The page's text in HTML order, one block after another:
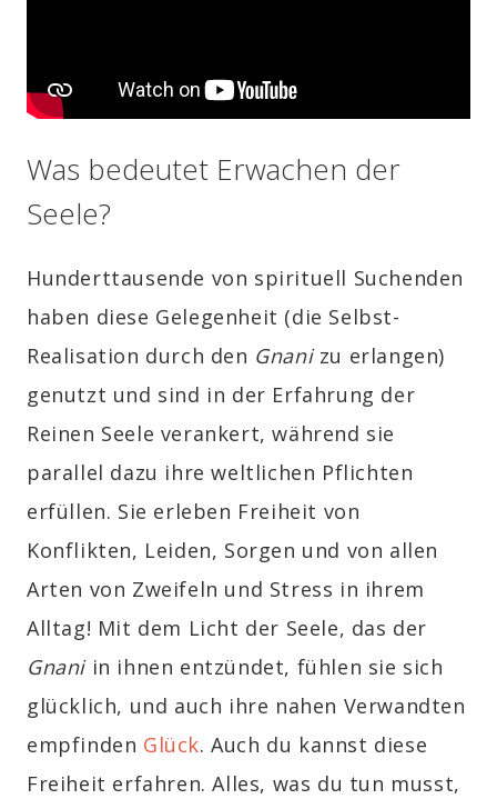
Was bedeutet Erwachen der
Seele?
Hunderttausende von spirituell Suchenden
haben diese Gelegenheit (die Selbst-
Realisation durch den Gnanizu erlangen)
genutzt und sind in der Erfahrung der
Reinen Seele verankert, während sie
parallel dazu ihre weltlichen Pflichten
erfüllen. Sie erleben Freiheit von
Konflikten, Leiden, Sorgen und von allen
Arten von Zweifeln und Stress in ihrem
Alltag! Mit dem Licht der Seele, das der
Gnaniin ihnen entzündet, fühlen sie sich
glücklich, und auch ihre nahen Verwandten
empfinden Glück. Auch du kannst diese
Freiheit erfahren. Alles, was du tun musst,